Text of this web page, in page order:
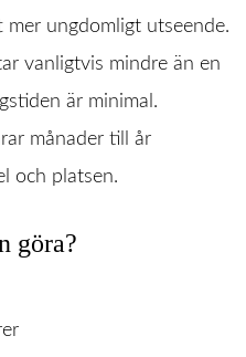
Tid
Oss
ungdomligt utseende.
vanligtvis mindre än en
är minimal.
månader till år
och platsen.
göra?